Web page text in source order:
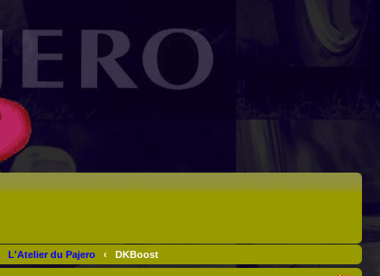
L'Atelier du Pajero ‹ DKBoost